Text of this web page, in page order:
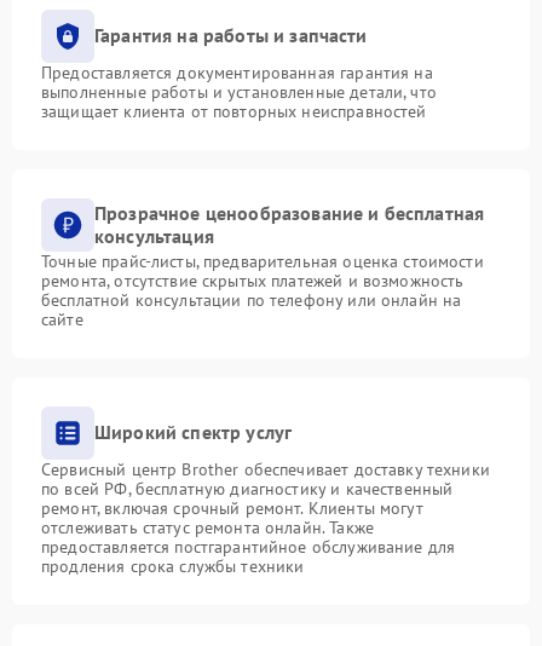
Гарантия на работы и запчасти
Предоставляется документированная гарантия на
выполненные работы и установленные детали, что
защищает клиента от повторных неисправностей
Прозрачное ценообразование и бесплатная
консультация
Точные прайс-листы, предварительная оценка стоимости
ремонта, отсутствие скрытых платежей и возможность
бесплатной консультации по телефону или онлайн на
сайте
Широкий спектр услуг
Сервисный центр Brother обеспечивает доставку техники
по всей РФ, бесплатную диагностику и качественный
ремонт, включая срочный ремонт. Клиенты могут
отслеживать статус ремонта онлайн. Также
предоставляется постгарантийное обслуживание для
продления срока службы техники